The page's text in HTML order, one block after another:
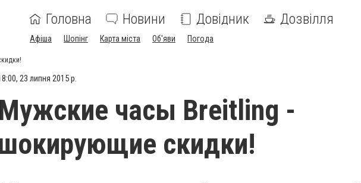
Головна Новини Довідник Дозвілля
Афіша Шопінг Карта міста Об'яви Погода
23 липня 2015 р.
Мужские часы Breitling -
скидки!